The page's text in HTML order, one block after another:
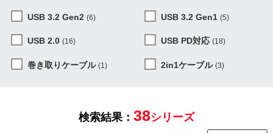
USB 3.2 Gen2 (6) USB 3.2 Gen1 (5)
USB 2.0 (16) USB PD対応 (18)
巻き取りケーブル (1) 2in1ケーブル (3)
検索結果： 38シリーズ